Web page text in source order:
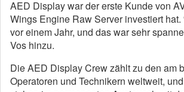
AED Display war der erste Kunde von
Wings Engine Raw Server investiert hat.
vor einem Jahr, und das war sehr
Vos hinzu.
Die AED Display Crew zählt zu den am
Operatoren und Technikern weltweit,